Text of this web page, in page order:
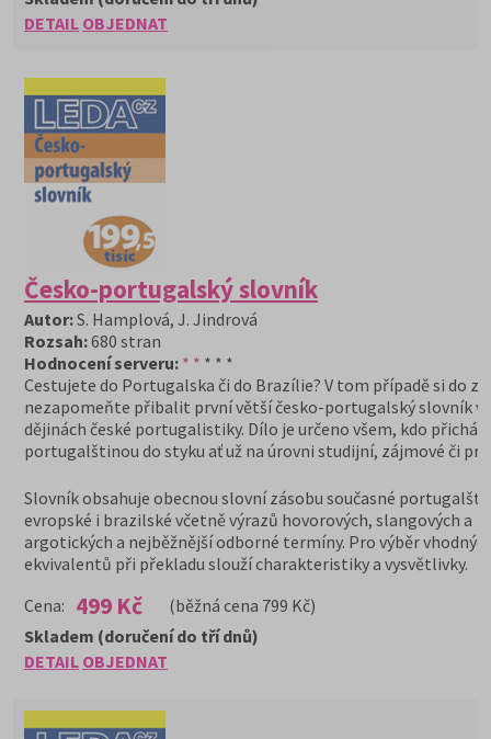
DETAIL OBJEDNAT
Česko-portugalský slovník
Autor:S. Hamplová, J. Jindrová
Rozsah:680 stran
Hodnocení serveru: * * * * *
Cestujete do Portugalska či do Brazílie? V tom případě si do
nezapomeňte přibalit první větší česko-portugalský slovník v
dějinách české portugalistiky. Dílo je určeno všem, kdo
portugalštinou do styku ať už na úrovni studijní, zájmové či
Slovník obsahuje obecnou slovní zásobu současné
evropské i brazilské včetně výrazů hovorových, slangových a
argotických a nejběžnější odborné termíny. Pro výběr
ekvivalentů při překladu slouží charakteristiky a vysvětlivky.
Cena: 499 Kč (běžná cena 799 Kč)
DETAIL OBJEDNAT
Skladem (doručení do tří dnů)